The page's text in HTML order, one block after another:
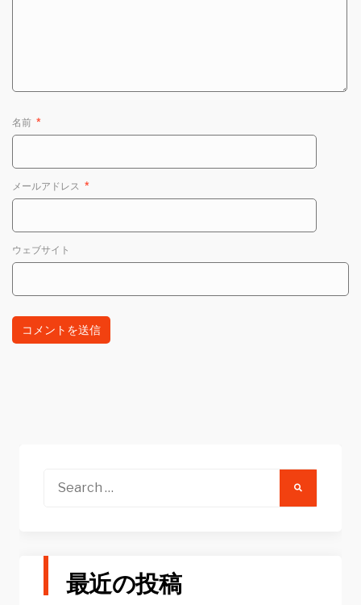
名前 *
メールアドレス *
ウェブサイト
Search
最近の投稿